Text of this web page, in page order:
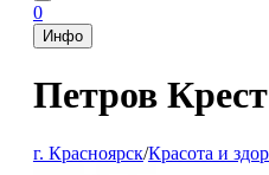
0
Инфо
Петров
г. Красноярск/Красота и